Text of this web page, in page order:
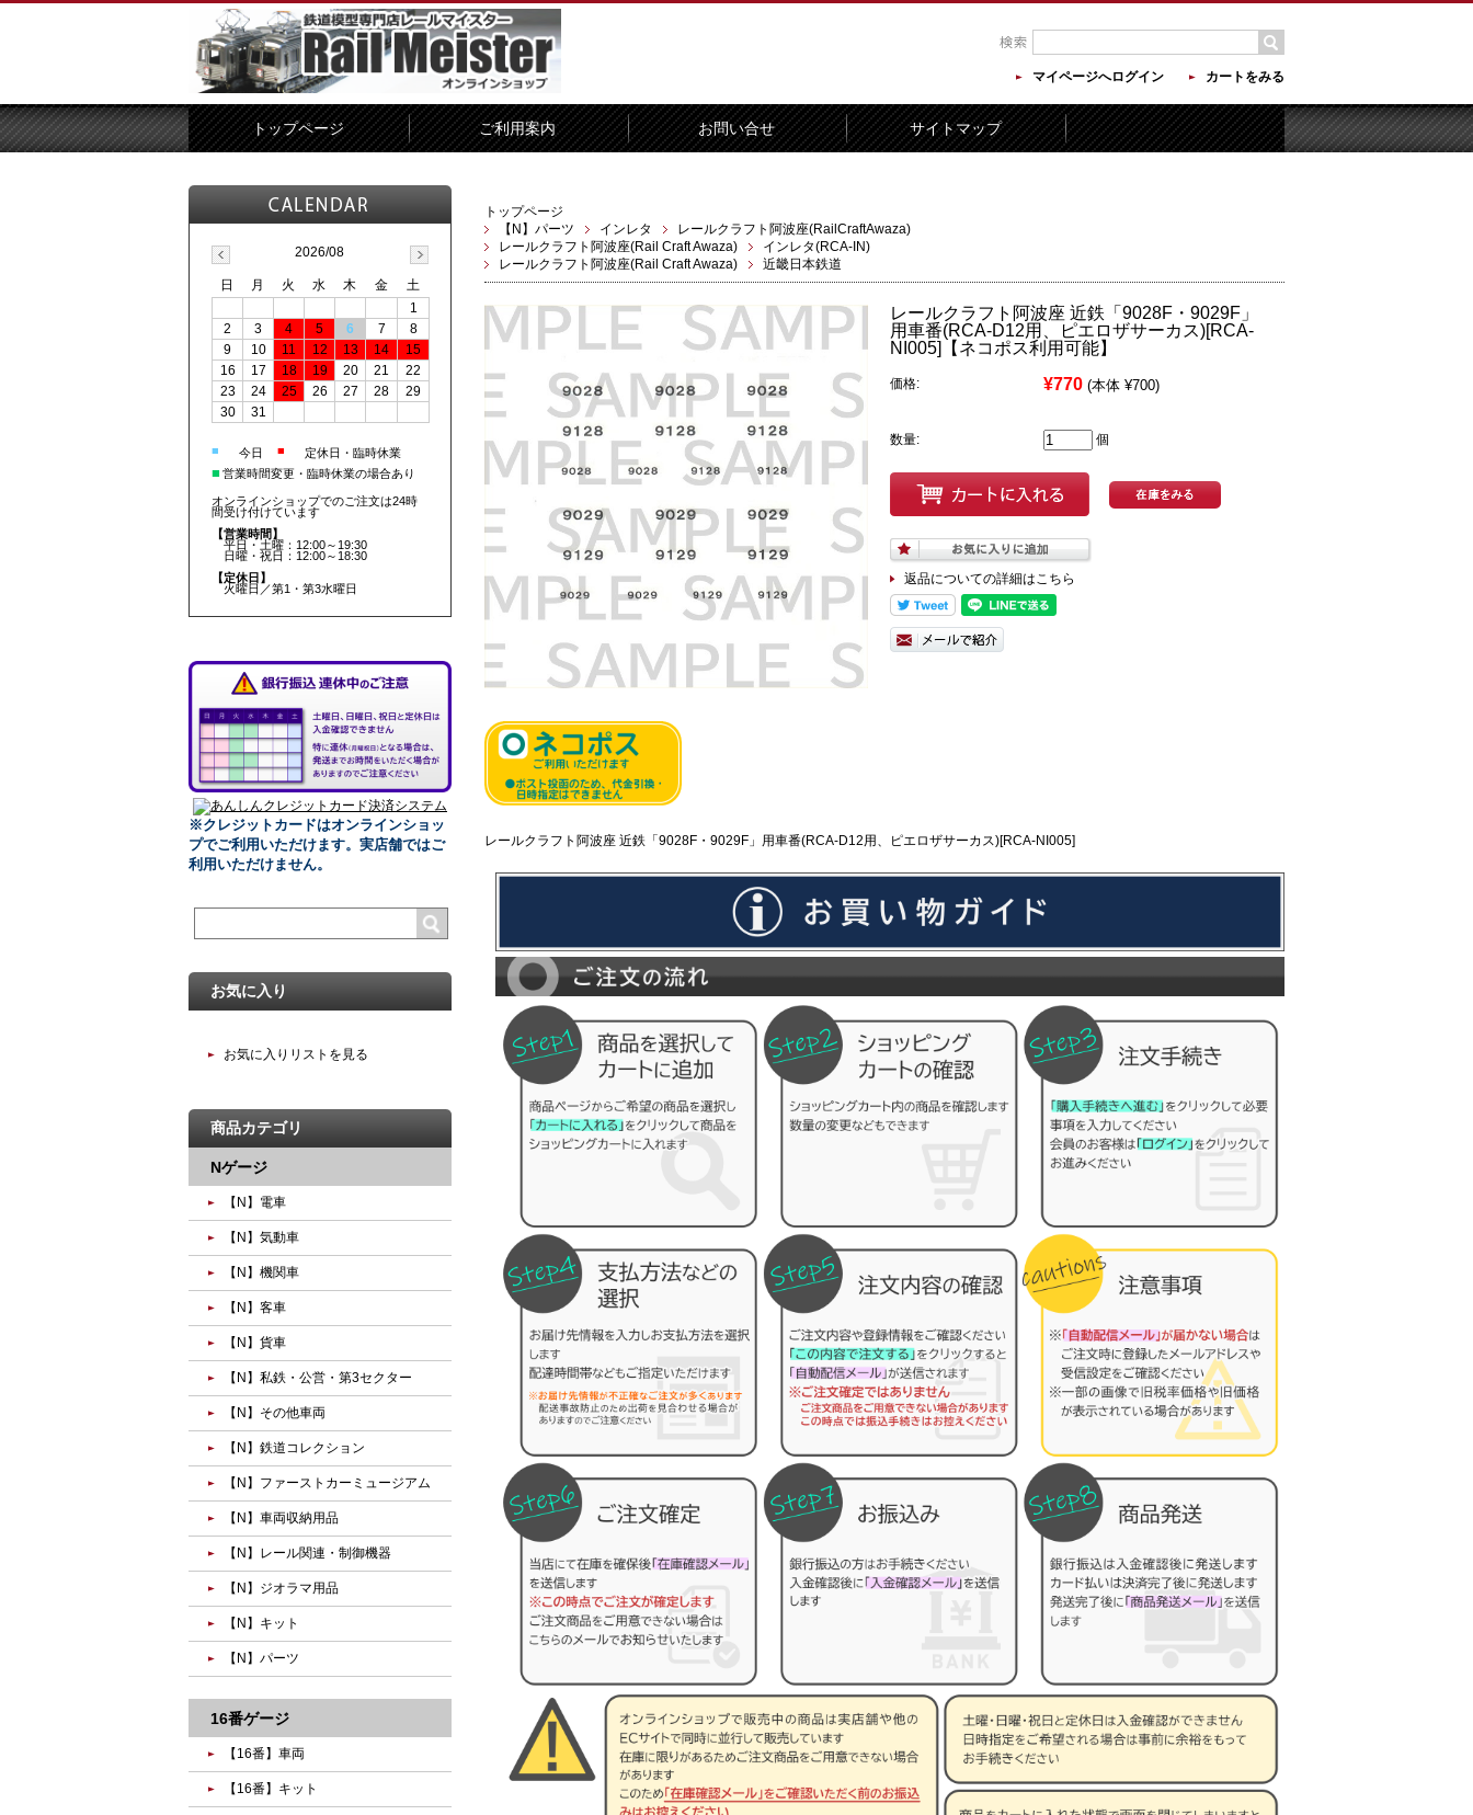
マイページへログイン カートをみる
トップページ ご利用案内 お問い合せ サイトマップ
トップページ
【N】パーツ
インレタ
レールクラフト阿波座(RailCraftAwaza)
レールクラフト阿波座(Rail Craft Awaza)
インレタ(RCA-IN)
レールクラフト阿波座(Rail Craft Awaza)
近畿日本鉄道
レールクラフト阿波座 近鉄「9028F・9029F」
用車番(RCA-D12用、ピエロザサーカス)[RCA-
NI005]【ネコポス利用可能】
価格: ¥770 (本体 ¥700)
数量: 個
返品についての詳細はこちら
レールクラフト阿波座 近鉄「9028F・9029F」用車番(RCA-D12用、ピエロザサーカス)[RCA-NI005]
2026/08
日 月 火 水 木 金
土
1
2
3 4 5 6 7
8
9
10 11 12 13 14
15
16
17 18 19 20 21
22
23
24 25 26 27 28
29
30
31
■ 今日 ■ 定休日・臨時休業
■ 営業時間変更・臨時休業の場合あり
オンラインショップでのご注文は24時
間受け付けています
【営業時間】
平日・土曜：12:00～19:30
日曜・祝日：12:00～18:30
【定休日】
火曜日／第1・第3水曜日
※クレジットカードはオンラインショッ
プでご利用いただけます。 実店舗ではご
利用いただけません。
お気に入り
お気に入りリストを見る
商品カテゴリ
Nゲージ
【N】電車
【N】気動車
【N】機関車
【N】客車
【N】貨車
【N】私鉄・公営・第3セクター
【N】その他車両
【N】鉄道コレクション
【N】ファーストカーミュージアム
【N】車両収納用品
【N】レール関連・制御機器
【N】ジオラマ用品
【N】キット
【N】パーツ
16番ゲージ
【16番】車両
【16番】キット